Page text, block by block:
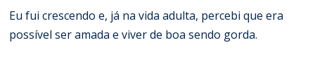
Eu fui crescendo e, já na vida adulta, percebi que era
possível ser amada e viver de boa sendo gorda.